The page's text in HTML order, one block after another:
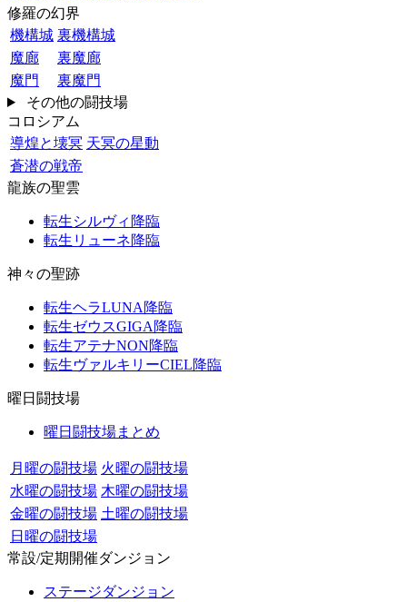
修羅の幻界
機構城 裏機構城
魔廊
裏魔廊
魔門
裏魔門
その他の闘技場
コロシアム
導煌と壊冥 天冥の星動
蒼潜の戦帝
龍族の聖雲
転生シルヴィ降臨
転生リューネ降臨
神々の聖跡
転生ヘラLUNA降臨
転生ゼウスGIGA降臨
転生アテナNON降臨
転生ヴァルキリーCIEL降臨
曜日闘技場
曜日闘技場まとめ
月曜の闘技場 火曜の闘技場
水曜の闘技場 木曜の闘技場
金曜の闘技場 土曜の闘技場
日曜の闘技場
常設/定期開催ダンジョン
ステージダンジョン